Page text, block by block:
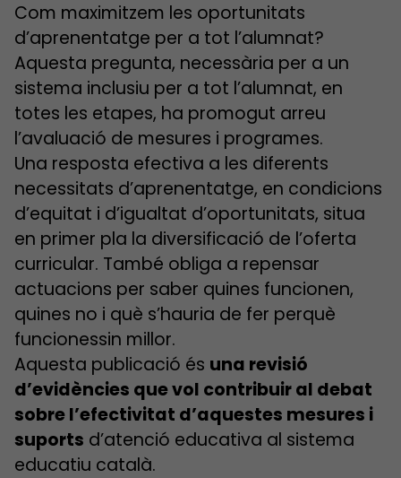
Com maximitzem les oportunitats
d’aprenentatge per a tot l’alumnat?
Aquesta pregunta, necessària per a un
sistema inclusiu per a tot l’alumnat, en
totes les etapes, ha promogut arreu
l’avaluació de mesures i programes.
Una resposta efectiva a les diferents
necessitats d’aprenentatge, en condicions
d’equitat i d’igualtat d’oportunitats, situa
en primer pla la diversificació de l’oferta
curricular. També obliga a repensar
actuacions per saber quines funcionen,
quines no i què s’hauria de fer perquè
funcionessin millor.
Aquesta publicació és una revisió
d’evidències que vol contribuir al debat
sobre l’efectivitat d’aquestes mesures i
suports d’atenció educativa al sistema
educatiu català.